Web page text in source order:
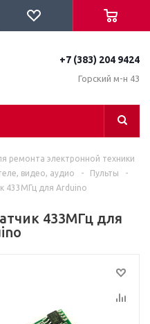
+7 (383) 204 9424
Горский м-н 43
ремонта электронной техники
видео, аудио - Пульты
-
433МГц для Arduino
433МГц для